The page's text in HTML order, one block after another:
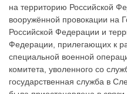
на территорию Российской
вооружённой провокации на
Российской Федерации и
Федерации, прилегающих к
специальной военной
комитета, уволенного со
государственная служба в